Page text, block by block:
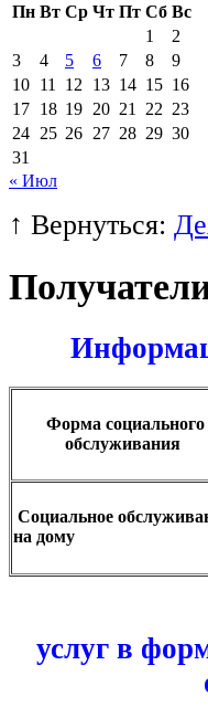
Пн Вт Ср Чт Пт Сб Вс
1
2
3
4 5 6 7 8
9
10 11 12 13 14 15 16
17 18 19 20 21 22 23
24 25 26 27 28 29 30
31
« Июл
↑ Вернуться:
Форма социального
обслуживания
Социальное
на дому
услуг